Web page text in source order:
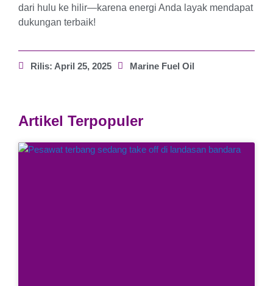
dari hulu ke hilir—karena energi Anda layak mendapat
dukungan terbaik!
Rilis: April 25, 2025 Marine Fuel Oil
Artikel Terpopuler